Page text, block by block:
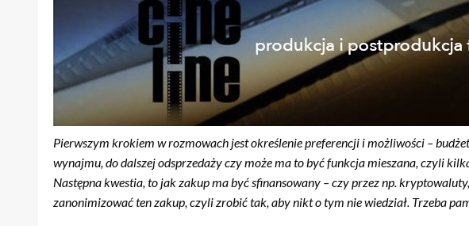
Pierwszym krokiem w rozmowach jest określenie preferencji i możliwości –
wynajmu, do dalszej odsprzedaży czy może ma to być funkcja mieszana, czyli
Następna kwestia, to jak zakup ma być sfinansowany – czy przez np.
zanonimizować ten zakup, czyli zrobić tak, aby nikt o tym nie wiedział. Trzeba